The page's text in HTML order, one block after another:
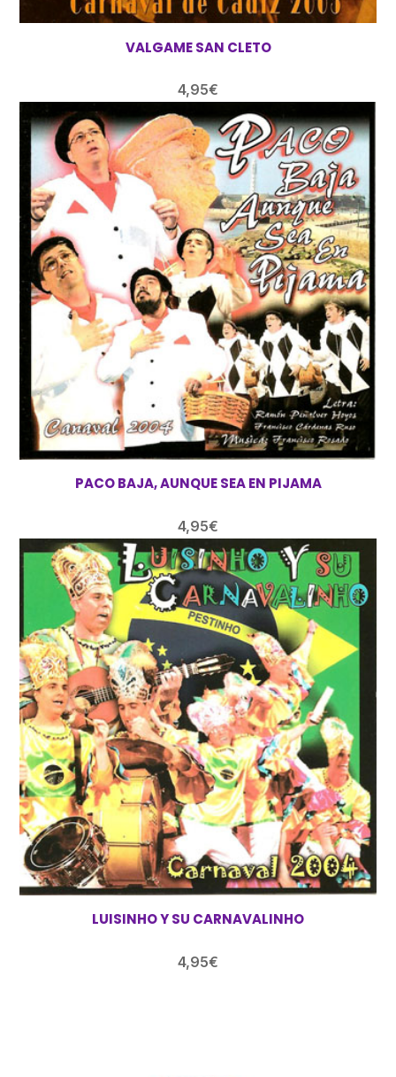
VALGAME SAN CLETO
4,95€
PACO BAJA, AUNQUE SEA EN PIJAMA
4,95€
LUISINHO Y SU CARNAVALINHO
4,95€